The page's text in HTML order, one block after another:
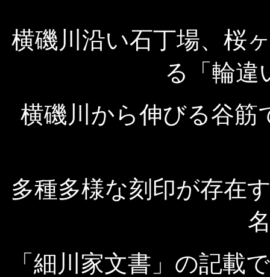
横磯川沿い石丁場、桜
る「輪違
横磯川から伸びる谷
多種多様な刻印が存在
「細川家文書」の記載